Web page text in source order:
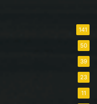
141
50
39
23
11